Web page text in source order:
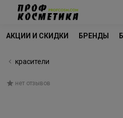
АКЦИИ И СКИДКИ БРЕНДЫ
красители
нет отзывов